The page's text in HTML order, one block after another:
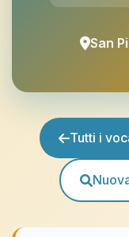
San
Tutti i